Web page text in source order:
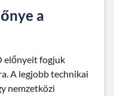
a
előnyeit fogjuk
A legjobb technikai
nemzetközi